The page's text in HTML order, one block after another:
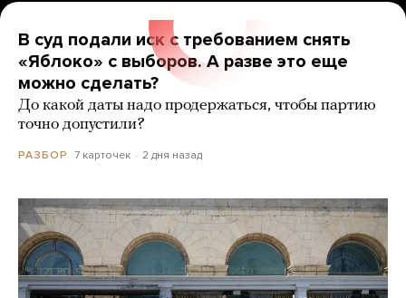
В суд подали иск с требованием снять
«Яблоко» с выборов. А разве это еще
можно сделать?
До какой даты надо продержаться, чтобы партию
точно допустили?
РАЗБОР 7 карточек 2 дня назад